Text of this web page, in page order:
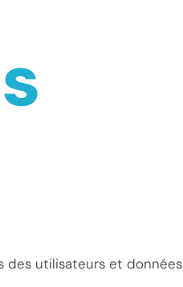
des utilisateurs et données